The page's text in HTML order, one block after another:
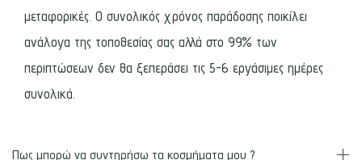
μεταφορικές. Ο συνολικός χρόνος παράδοσης ποικίλει
ανάλογα της τοποθεσίας σας αλλά στο 99% των
περιπτώσεων δεν θα ξεπεράσει τις 5-6 εργάσιμες ημέρες
συνολικά.
Πως μπορώ να συντηρήσω τα κοσμήματα μου ?